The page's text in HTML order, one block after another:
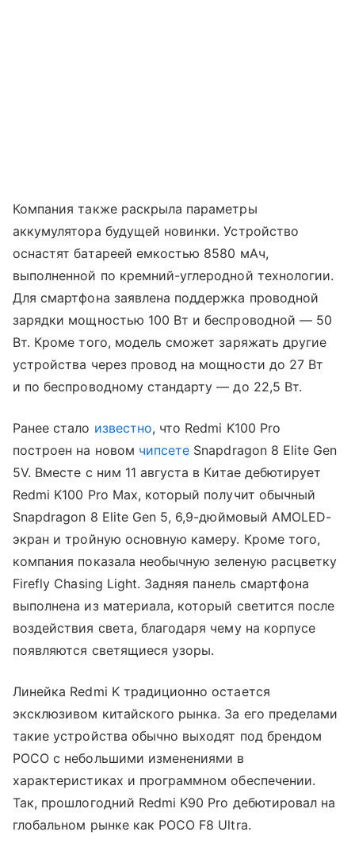
Компания также раскрыла параметры
аккумулятора будущей новинки. Устройство
оснастят батареей емкостью 8580 мАч,
выполненной по кремний-углеродной технологии.
Для смартфона заявлена поддержка проводной
зарядки мощностью 100 Вт и беспроводной — 50
Вт. Кроме того, модель сможет заряжать другие
устройства через провод на мощности до 27 Вт
и по беспроводному стандарту — до 22,5 Вт.
Ранее стало известно, что Redmi K100 Pro
построен на новом чипсете Snapdragon 8 Elite Gen
5V. Вместе с ним 11 августа в Китае дебютирует
Redmi K100 Pro Max, который получит обычный
Snapdragon 8 Elite Gen 5, 6,9-дюймовый AMOLED-
экран и тройную основную камеру. Кроме того,
компания показала необычную зеленую расцветку
Firefly Chasing Light. Задняя панель смартфона
выполнена из материала, который светится после
воздействия света, благодаря чему на корпусе
появляются светящиеся узоры.
Линейка Redmi K традиционно остается
эксклюзивом китайского рынка. За его пределами
такие устройства обычно выходят под брендом
POCO с небольшими изменениями в
характеристиках и программном обеспечении.
Так, прошлогодний Redmi K90 Pro дебютировал на
глобальном рынке как POCO F8 Ultra.